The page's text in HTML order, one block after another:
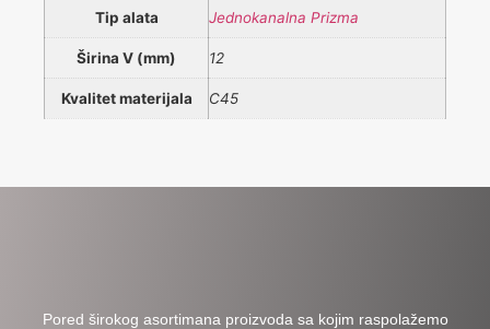
Tip alata Jednokanalna Prizma
Širina V (mm) 12
Kvalitet materijala C45
Pored širokog asortimana proizvoda sa kojim raspolažemo